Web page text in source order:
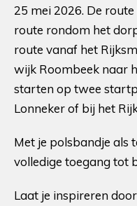
25 mei 2026. De
route rondom het
route vanaf het
wijk Roombeek naar
starten op twee
Lonneker of bij het
Met je polsbandje als
volledige toegang tot
Laat je inspireren